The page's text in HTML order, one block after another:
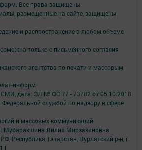
Все права защищены.
размещенные на сайте, защищены
и распространение в любом объеме
только с письменного согласия
агентства по печати и массовым
⁠информ
СМИ, дата: ЭЛ № ФС 77 -⁠ 73782 от 05.10.2018
службой по надзору в сфере
и массовых коммуникаций
Мубаракшина Лилия Мирзазяновна
Республика Татарстан, Нурлатский р-н, г.
Г